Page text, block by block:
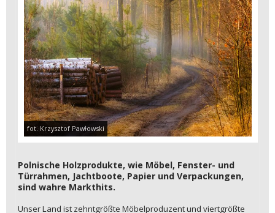
fot. Krzysztof Pawłowski
Polnische Holzprodukte, wie Möbel, Fenster- und
Türrahmen, Jachtboote, Papier und Verpackungen,
sind wahre Markthits.
Unser Land ist zehntgrößte Möbelproduzent und viertgrößte